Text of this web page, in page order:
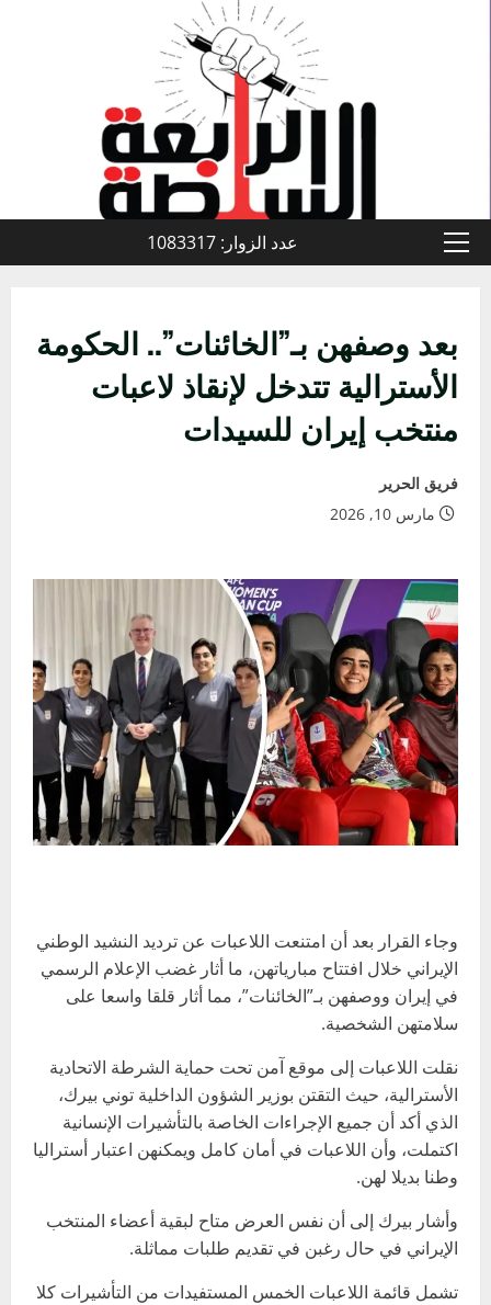
القائمة
عدد الزوار: 1083317
بعد وصفهن بـ”الخائنات”.. الحكومة
الأسترالية تتدخل لإنقاذ لاعبات
منتخب إيران للسيدات
فريق الحرير
مارس 10, 2026
وجاء القرار بعد أن امتنعت اللاعبات عن ترديد النشيد الوطني
الإيراني خلال افتتاح مبارياتهن، ما أثار غضب الإعلام الرسمي
في إيران ووصفهن بـ”الخائنات”، مما أثار قلقا واسعا على
سلامتهن الشخصية.
نقلت اللاعبات إلى موقع آمن تحت حماية الشرطة الاتحادية
الأسترالية، حيث التقتن بوزير الشؤون الداخلية توني بيرك،
الذي أكد أن جميع الإجراءات الخاصة بالتأشيرات الإنسانية
اكتملت، وأن اللاعبات في أمان كامل ويمكنهن اعتبار أستراليا
وطنا بديلا لهن.
وأشار بيرك إلى أن نفس العرض متاح لبقية أعضاء المنتخب
الإيراني في حال رغبن في تقديم طلبات مماثلة.
تشمل قائمة اللاعبات الخمس المستفيدات من التأشيرات كلا